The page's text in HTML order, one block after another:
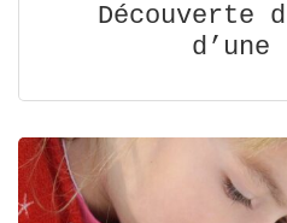
Découverte
d’une